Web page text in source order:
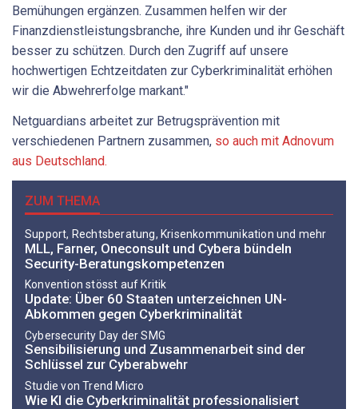
Bemühungen ergänzen. Zusammen helfen wir der
Finanzdienstleistungsbranche, ihre Kunden und ihr Geschäft
besser zu schützen. Durch den Zugriff auf unsere
hochwertigen Echtzeitdaten zur Cyberkriminalität erhöhen
wir die Abwehrerfolge markant."
Netguardians arbeitet zur Betrugsprävention mit
verschiedenen Partnern zusammen, so auch mit Adnovum
aus Deutschland.
ZUM THEMA
Support, Rechtsberatung, Krisenkommunikation und mehr
MLL, Farner, Oneconsult und Cybera bündeln
Security-Beratungskompetenzen
Konvention stösst auf Kritik
Update: Über 60 Staaten unterzeichnen UN-
Abkommen gegen Cyberkriminalität
Cybersecurity Day der SMG
Sensibilisierung und Zusammenarbeit sind der
Schlüssel zur Cyberabwehr
Studie von Trend Micro
Wie KI die Cyberkriminalität professionalisiert